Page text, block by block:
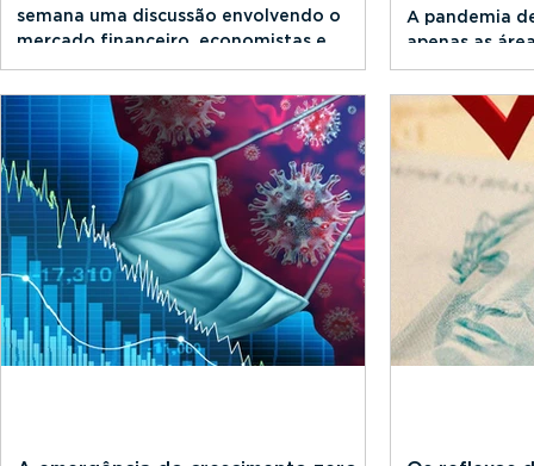
semana uma discussão envolvendo o
mercado financeiro, economistas e
A pandemia
apenas as
não
Legislativo e